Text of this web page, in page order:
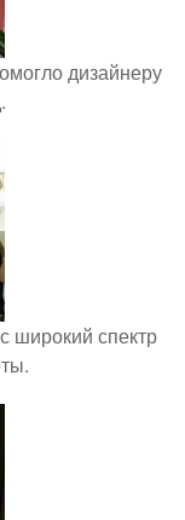
дизайнеру
широкий спектр